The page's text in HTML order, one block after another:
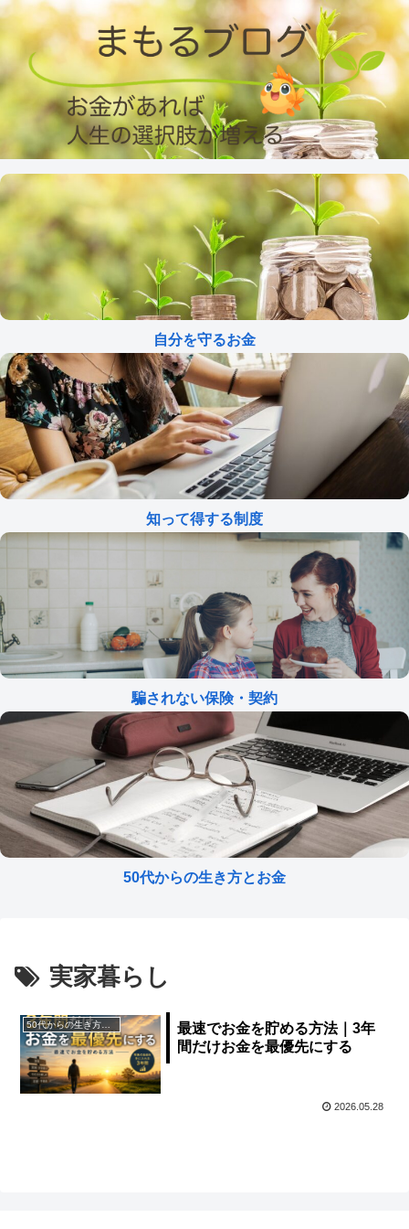
自分を守るお金
知って得する制度
騙されない保険・契約
50代からの生き方とお金
実家暮らし
50代からの生き方とお金
最速でお金を貯める方法｜3年
間だけお金を最優先にする
2026.05.28